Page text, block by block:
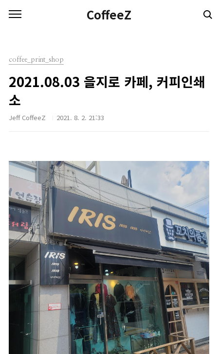
CoffeeZ
coffee_print_shop
2021.08.03 을지로 카페, 커피인쇄
소
Jeff CoffeeZ 2021. 8. 2. 21:33